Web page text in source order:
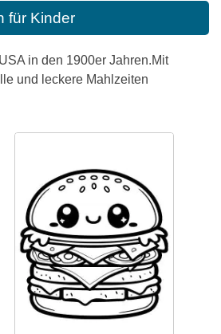
für Kinder
in den 1900er Jahren.Mit
und leckere Mahlzeiten